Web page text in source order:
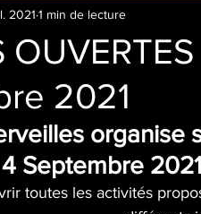
2021
2021 1 min de lecture
organise
4 Septembre
toutes les activités